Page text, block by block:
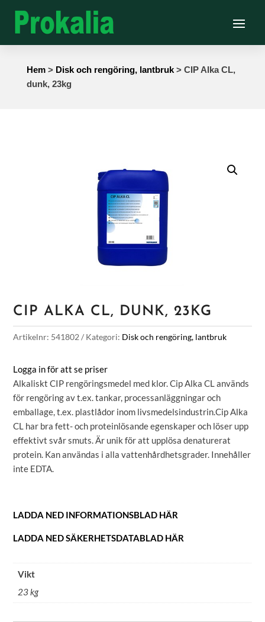
Hem> Disk och rengöring, lantbruk> CIP Alka CL,
dunk, 23kg
CIP ALKA CL, DUNK, 23KG
Artikelnr: 541802 Kategori: Disk och rengöring, lantbruk
Logga in för att se priser
Alkaliskt CIP rengöringsmedel med klor. Cip Alka CL används
för rengöring av t.ex. tankar, processanläggningar och
emballage, t.ex. plastlådor inom livsmedelsindustrin.Cip Alka
CL har bra fett- och proteinlösande egenskaper och löser upp
effektivt svår smuts. Är unik för att upplösa denaturerat
protein. Kan användas i alla vattenhårdhetsgrader. Innehåller
inte EDTA.
LADDA NED INFORMATIONSBLAD HÄR
LADDA NED SÄKERHETSDATABLAD HÄR
Vikt
23 kg